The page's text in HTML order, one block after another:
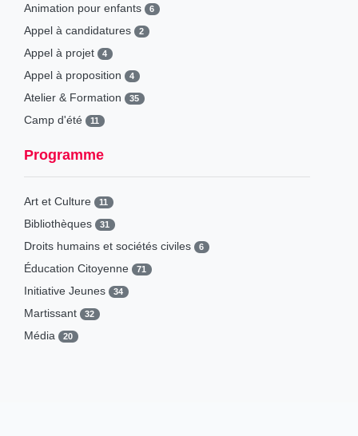
Animation pour enfants 6
Appel à candidatures 2
Appel à projet 4
Appel à proposition 4
Atelier & Formation 35
Camp d'été 11
Causeries
Conférence 36
Conférence-Débat
Consultation & Enquête
Cycle d'expositions 1
Cycle de projections
Diffusion
Droits des personnes malades
Programme
Art et Culture 11
Bibliothèques 31
Droits humains et sociétés civiles 6
Éducation Citoyenne 71
Initiative Jeunes 34
Martissant 32
Média 20